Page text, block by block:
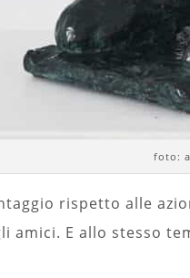
foto:
rispetto alle
amici. E allo stesso